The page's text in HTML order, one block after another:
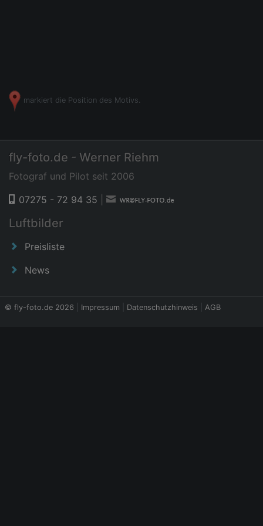
markiert die Position des Motivs.
fly-foto.de - Werner Riehm
Fotograf und Pilot seit 2006
07275 - 72 94 35
Luftbilder
Preisliste
News
© fly-foto.de 2026 Impressum Datenschutzhinweis AGB